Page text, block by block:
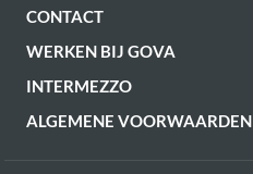
CONTACT
WERKEN BIJ GOVA
INTERMEZZO
ALGEMENE VOORWAARDEN